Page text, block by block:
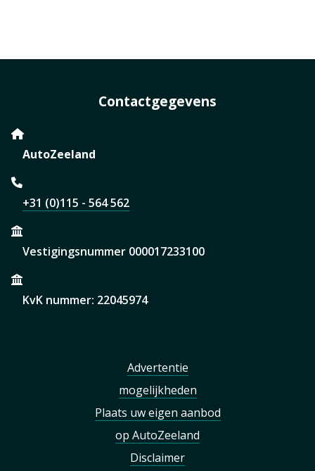
Contactgegevens
AutoZeeland
+31 (0)115 - 564 562
Vestigingsnummer 000017233100
KvK nummer: 22045974
Advertentie
mogelijkheden
Plaats uw eigen aanbod
op AutoZeeland
Disclaimer